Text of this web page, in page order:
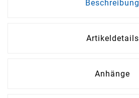
Beschreibung
Artikeldetails
Anhänge